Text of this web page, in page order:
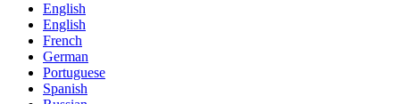
English
English
French
German
Portuguese
Spanish